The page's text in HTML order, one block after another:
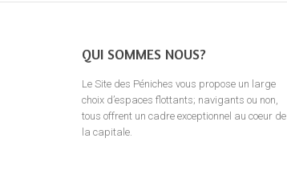
QUI SOMMES NOUS?
Le Site des Péniches vous propose un large
choix d’espaces flottants; navigants ou non,
tous offrent un cadre exceptionnel au coeur de
la capitale.